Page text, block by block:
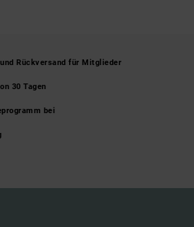
Rückversand für Mitglieder
30 Tagen
bei